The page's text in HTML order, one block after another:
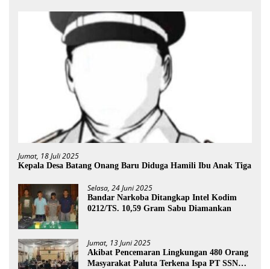
Jumat, 18 Juli 2025
Kepala Desa Batang Onang Baru Diduga Hamili Ibu Anak Tiga
Selasa, 24 Juni 2025
Bandar Narkoba Ditangkap Intel Kodim
0212/TS. 10,59 Gram Sabu Diamankan
Jumat, 13 Juni 2025
Akibat Pencemaran Lingkungan 480 Orang
Masyarakat Paluta Terkena Ispa PT SSN